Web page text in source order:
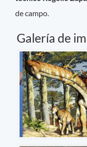
de campo.
Galería de